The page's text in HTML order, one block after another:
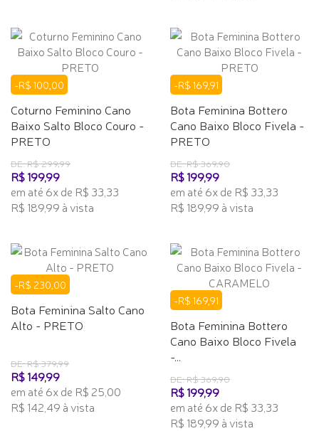
-R$ 100,00
Coturno Feminino Cano
Baixo Salto Bloco Couro -
PRETO
DE: R$ 299,99
R$ 199,99
em até 6x de R$ 33,33
R$ 189,99 à vista
-R$ 169,91
Bota Feminina Bottero
Cano Baixo Bloco Fivela -
PRETO
DE: R$ 369,90
R$ 199,99
em até 6x de R$ 33,33
R$ 189,99 à vista
-R$ 230,00
Bota Feminina Salto Cano
Alto - PRETO
DE: R$ 379,99
R$ 149,99
em até 6x de R$ 25,00
R$ 142,49 à vista
-R$ 169,91
Bota Feminina Bottero
Cano Baixo Bloco Fivela
-...
DE: R$ 369,90
R$ 199,99
em até 6x de R$ 33,33
R$ 189,99 à vista